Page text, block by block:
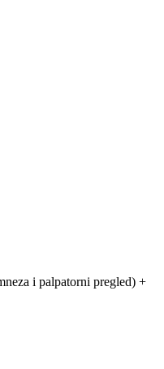
i palpatorni pregled) +